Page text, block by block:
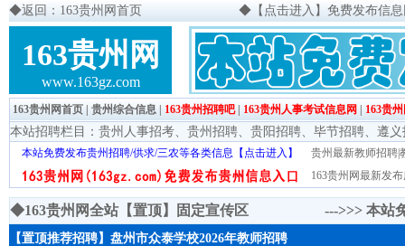
◆返回：163贵州网首页 ◆ 【点击进入】免费发布信
163贵州网
www.163gz.com
163贵州网首页 贵州综合信息 163贵州招聘吧| 163贵州人事考试信息网 163贵
本站招聘栏目： 贵州人事招考、 贵州招聘、 贵阳招聘、 毕节招聘、 遵义
本站免费发布贵州招聘/供求/三农等各类信息【点击进入】
贵州最新教师招聘|
163贵州网最新发
◆163贵州网全站【置顶】固定宣传区 --->>> 本站
【置顶推荐招聘】盘州市众泰学校2026年教师招聘